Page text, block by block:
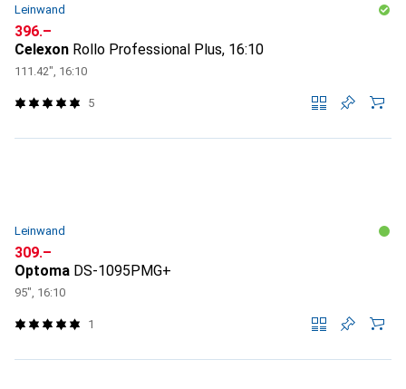
Leinwand
CHF
396.–
Celexon Rollo Professional Plus, 16:10
111.42", 16:10
5
Leinwand
CHF
309.–
Optoma DS-1095PMG+
95", 16:10
1